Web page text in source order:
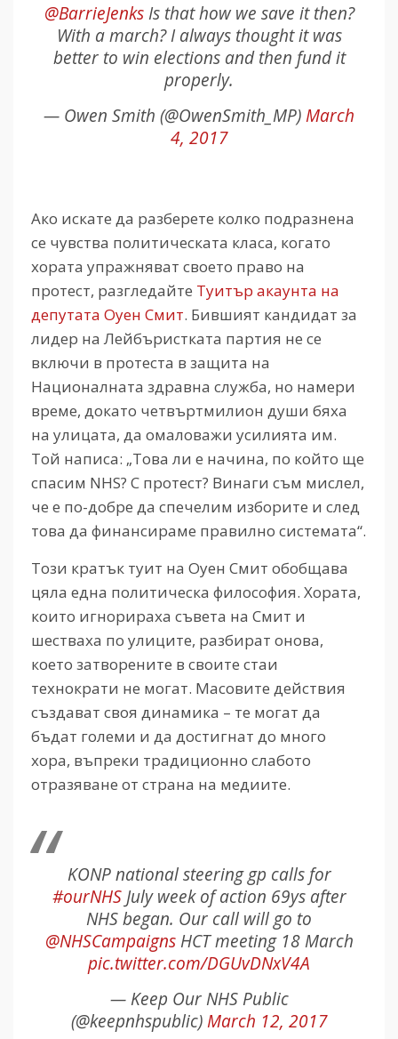
@BarrieJenksIs that how we save it then?
With a march? I always thought it was
better to win elections and then fund it
properly.
— Owen Smith (@OwenSmith_MP)March
4, 2017
Ако искате да разберете колко подразнена
се чувства политическата класа, когато
хората упражняват своето право на
протест, разгледайте Туитър акаунта на
депутата Оуен Смит. Бившият кандидат за
лидер на Лейбъристката партия не се
включи в протеста в защита на
Националната здравна служба, но намери
време, докато четвъртмилион души бяха
на улицата, да омаловажи усилията им.
Той написа: „Това ли е начина, по който ще
спасим NHS? С протест? Винаги съм мислел,
че е по-добре да спечелим изборите и след
това да финансираме правилно системата“.
Този кратък туит на Оуен Смит обобщава
цяла една политическа философия. Хората,
които игнорираха съвета на Смит и
шестваха по улиците, разбират онова,
което затворените в своите стаи
технократи не могат. Масовите действия
създават своя динамика – те могат да
бъдат големи и да достигнат до много
хора, въпреки традиционно слабото
отразяване от страна на медиите.
KONP national steering gp calls for
#ourNHSJuly week of action 69ys after
NHS began. Our call will go to
@NHSCampaignsHCT meeting 18 March
pic.twitter.com/DGUvDNxV4A
— Keep Our NHS Public
(@keepnhspublic)March 12, 2017